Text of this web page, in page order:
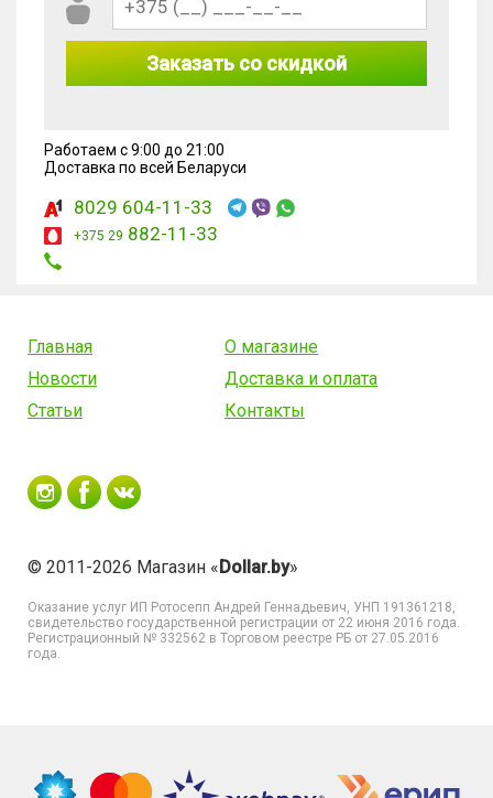
Заказать со скидкой
Работаем с 9:00 до 21:00
Доставка по всей Беларуси
8029 604-11-33
+375 29 882-11-33
Главная
О магазине
Новости
Доставка и оплата
Статьи
Контакты
© 2011-2026 Магазин «Dollar.by»
Оказание услуг ИП Ротосепп Андрей Геннадьевич, УНП 191361218,
свидетельство государственной регистрации от 22 июня 2016 года.
Регистрационный № 332562 в Торговом реестре РБ от 27.05.2016
года.